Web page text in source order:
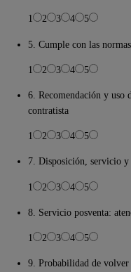
1 2 3 4 5
5. Cumple con las
1 2 3 4 5
6. Recomendación y uso
contratista
1 2 3 4 5
7. Disposición, servicio y
1 2 3 4 5
8. Servicio posventa:
1 2 3 4 5
9. Probabilidad de